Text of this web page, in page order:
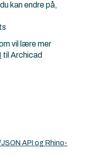
kan endre på,
vil lære mer
til Archicad
API og Rhino-